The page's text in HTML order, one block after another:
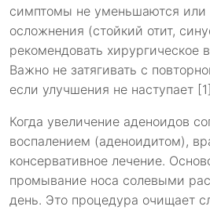
симптомы не уменьшаются или
осложнения (стойкий отит,
рекомендовать хирургическое
Важно не затягивать с
если улучшения не наступает
Когда увеличение аденоидов
воспалением (аденоидитом),
консервативное лечение.
промывание носа солевыми
день. Это процедура очищает